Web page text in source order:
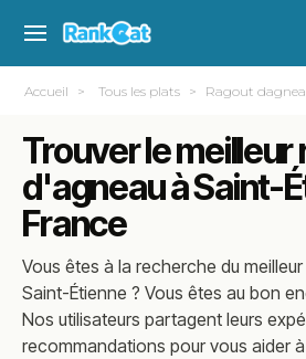
Accueil Tous les plats Ragout
Trouver le meilleur
d'agneau à Saint-
France
Vous êtes à la recherche du
Saint-Étienne ? Vous êtes au bon
Nos utilisateurs partagent leurs
recommandations pour vous aider